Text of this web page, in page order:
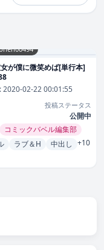
が僕に微笑めば[単行本]
2020-02-22 00:01:55
投稿ステータス
公開中
コミックバベル編集部
ラブ＆H 中出し +10